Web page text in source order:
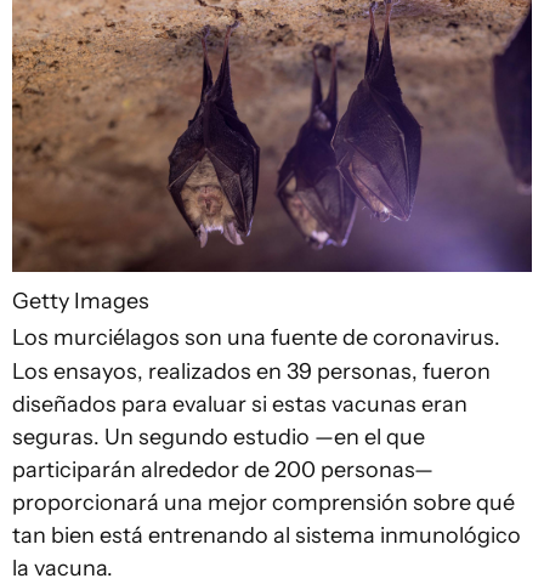
Getty Images
Los murciélagos son una fuente de coronavirus.
Los ensayos, realizados en 39 personas, fueron
diseñados para evaluar si estas vacunas eran
seguras. Un segundo estudio —en el que
participarán alrededor de 200 personas—
proporcionará una mejor comprensión sobre qué
tan bien está entrenando al sistema inmunológico
la vacuna.